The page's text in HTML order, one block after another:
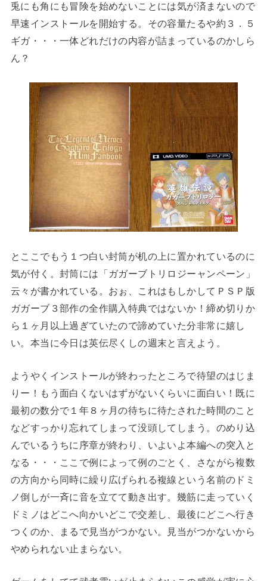
兎にも角にも冒険を始めないことには気が済まないので
早速インストールを開始する。その容量たるや約３．５
ギガ・・・一体どれだけの内容が詰まっているのかしら
ん？
とここでもう１つ白い封筒が机の上に置かれているのに
気が付く。封筒には「ガガーブトリロジーャンペーン」
云々が書かれている。おぉ、これはもしかしてＰＳＰ版
ガガーブ３部作の全作購入特典ではないか！締め切りか
ら１ヶ月以上過ぎていたので諦めていた分非常に嬉し
い。本当に今日は英伝尽くしの週末と言えよう。
ようやくインストールが終わったところで待望のはじま
りー！もう面白くないはずがないくらいに面白い！既に
最初の数分で１年８ヶ月の待ちに待たされた時間のこと
などすっかり忘れてしまって没頭してしまう。のめり込
んでいるうちに序章が終わり、いよいよ本編への突入と
なる・・・ここで例によって例のごとく、さながら複数
の方向から同時に繰り広げられる複線という名前のドミ
ノ倒しが一斉に音を立てて動き出す。幾筋に走っていく
ドミノはどこへ向かいどこで交差し、最後にどこへ行き
つくのか、まるで見当がつかない。見当がつかないから
やめられない止まらない。